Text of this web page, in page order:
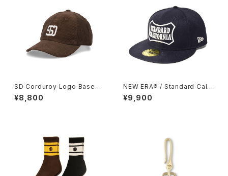
SD Corduroy Logo Baseba
ll Cap
¥8,800
NEW ERA® / Standard Calif
ornia 59Fifty Logo Cap
¥9,900